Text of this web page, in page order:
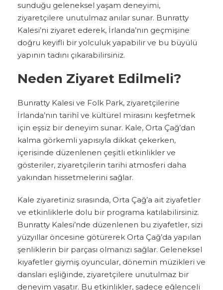
sunduğu geleneksel yaşam deneyimi,
ziyaretçilere unutulmaz anılar sunar. Bunratty
Kalesi’ni ziyaret ederek, İrlanda’nın geçmişine
doğru keyifli bir yolculuk yapabilir ve bu büyülü
yapının tadını çıkarabilirsiniz.
Neden Ziyaret Edilmeli?
Bunratty Kalesi ve Folk Park, ziyaretçilerine
İrlanda’nın tarihî ve kültürel mirasını keşfetmek
için eşsiz bir deneyim sunar. Kale, Orta Çağ’dan
kalma görkemli yapısıyla dikkat çekerken,
içerisinde düzenlenen çeşitli etkinlikler ve
gösteriler, ziyaretçilerin tarihi atmosferi daha
yakından hissetmelerini sağlar.
Kale ziyaretiniz sırasında, Orta Çağ’a ait ziyafetler
ve etkinliklerle dolu bir programa katılabilirsiniz.
Bunratty Kalesi’nde düzenlenen bu ziyafetler, sizi
yüzyıllar öncesine götürerek Orta Çağ’da yapılan
şenliklerin bir parçası olmanızı sağlar. Geleneksel
kıyafetler giymiş oyuncular, dönemin müzikleri ve
dansları eşliğinde, ziyaretçilere unutulmaz bir
deneyim yaşatır. Bu etkinlikler, sadece eğlenceli